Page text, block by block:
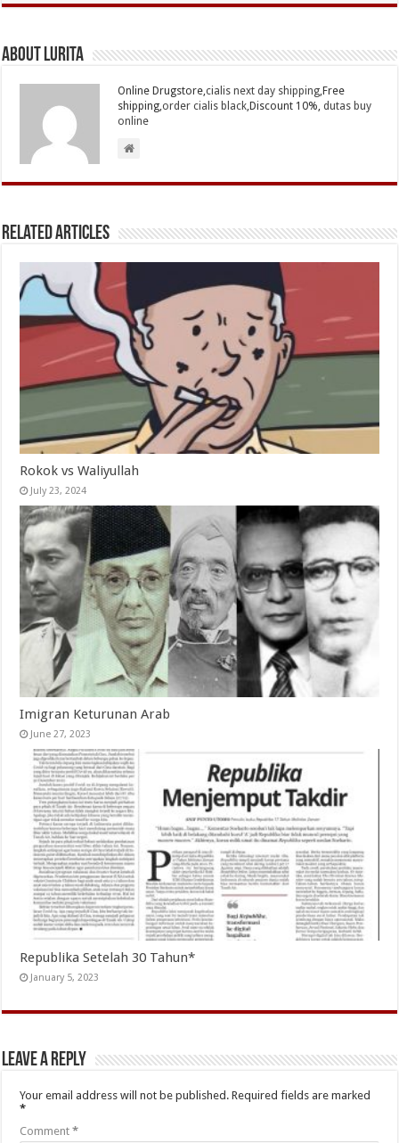
About Lurita
Online Drugstore,cialis next day shipping,Free
shipping,order cialis black,Discount 10%,dutas buy
online
Related Articles
Rokok vs Waliyullah
July 23, 2024
Imigran Keturunan Arab
June 27, 2023
Republika Setelah 30 Tahun*
January 5, 2023
Leave a Reply
Your email address will not be published. Required fields are marked
*
Comment*